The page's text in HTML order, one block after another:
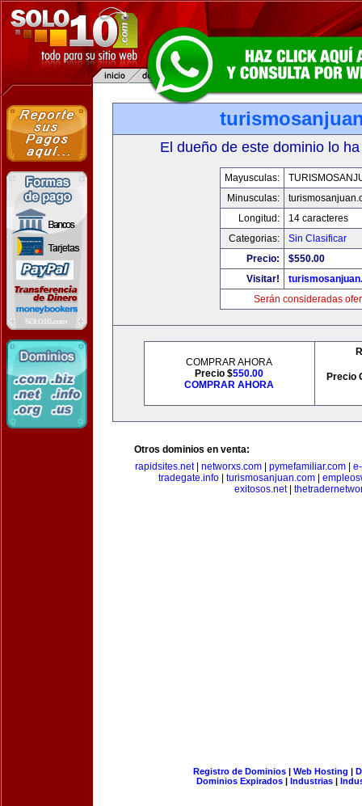
El dueño de este dominio lo
Mayusculas:
Minusculas:
Longitud:
14 caracteres
Categorias:
Sin Clasificar
Precio:
$550.00
Visitar!
Serán consideradas
COMPRAR AHORA
Precio $550.00
COMPRAR AHORA
Precio
Otros dominios en venta:
rapidsites.net| networxs.com| pymefamiliar.com|
tradegate.info| turismosanjuan.com|
exitosos.net|
Registro de Dominios| Web Hosting |
Dominios Expirados | Industrias |